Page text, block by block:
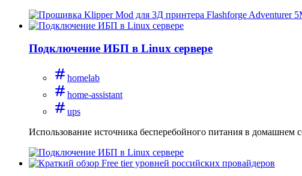
Подключение ИБП в Linux сервере
homelab
home-assistant
ups
Использование источника бесперебойного питания в